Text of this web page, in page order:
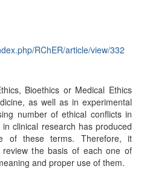
RChER/article/view/332
Bioethics or Medical Ethics
as well as in experimental
number of ethical conflicts in
clinical research has produced
of these terms. Therefore, it
the basis of each one of
and proper use of them.